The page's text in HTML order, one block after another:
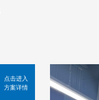
点击进入
方案详情